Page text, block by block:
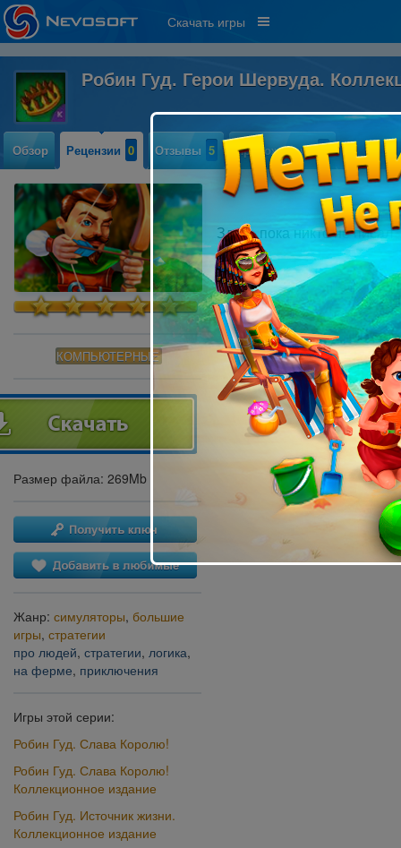
Скачать игры
Робин Гуд. Герои Шервуда.
Обзор Рецензии 0 Отзывы 5 Прохождение 7
КОМПЬЮТЕРНЫЕ
Размер файла: 269Mb
Жанр: симуляторы, большие
игры, стратегии
про людей, стратегии, логика,
на ферме, приключения
Игры этой серии:
Робин Гуд. Слава Королю!
Робин Гуд. Слава Королю!
Коллекционное издание
Робин Гуд. Источник жизни.
Коллекционное издание
Здесь пока никто не писал